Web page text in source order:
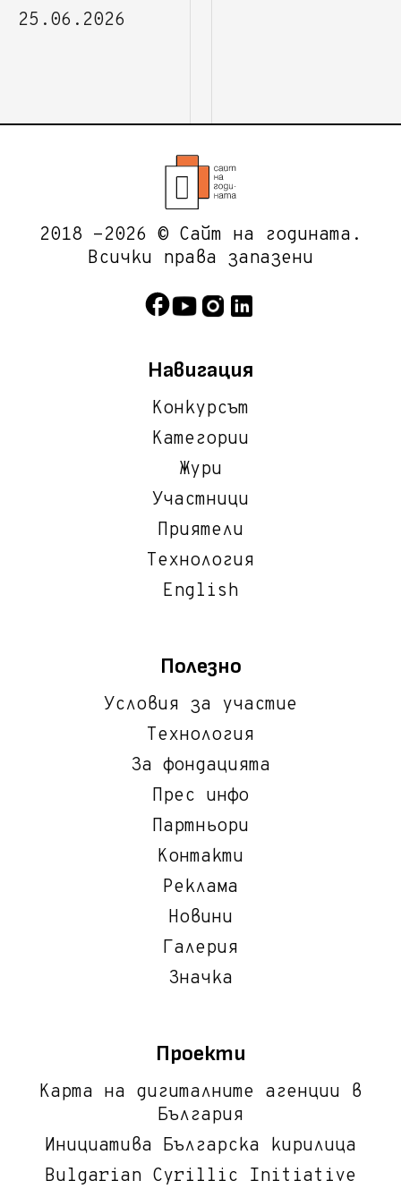
25.06.2026
2018 -2026 © Сайт на годината.
Всички права запазени
Навигация
Конкурсът
Категории
Жури
Участници
Приятели
Технология
English
Полезно
Условия за участие
Технология
За фондацията
Прес инфо
Партньори
Контакти
Реклама
Новини
Галерия
Значка
Проекти
Карта на дигиталните агенции в
България
Инициатива Българска кирилица
Bulgarian Cyrillic Initiative